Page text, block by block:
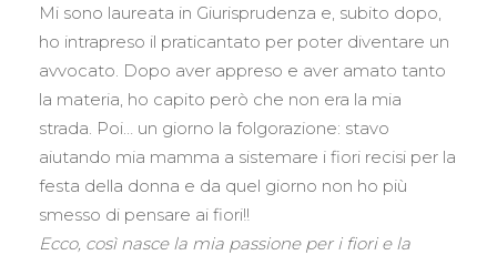
Mi sono laureata in Giurisprudenza e, subito dopo,
ho intrapreso il praticantato per poter diventare un
avvocato. Dopo aver appreso e aver amato tanto
la materia, ho capito però che non era la mia
strada. Poi… un giorno la folgorazione: stavo
aiutando mia mamma a sistemare i fiori recisi per la
festa della donna e da quel giorno non ho più
smesso di pensare ai fiori!!
Ecco, così nasce la mia passione per i fiori e la